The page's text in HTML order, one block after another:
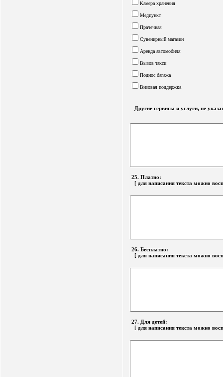
Камера хранения
Медпункт
Прачечная
Сувенирный магазин
Аренда автомобиля
Вызов такси
Поднос багажа
Визовая поддержка
Другие сервисы и услуги, не
25. Платно:
[ для написания текста можно
26. Бесплатно:
[ для написания текста можно
27. Для детей:
[ для написания текста можно